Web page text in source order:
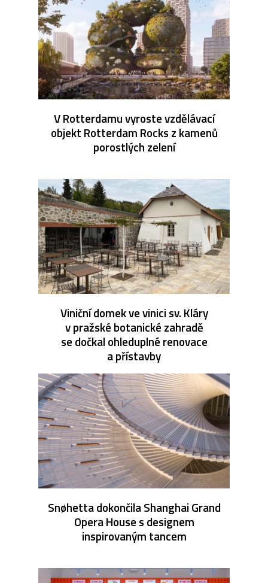
V Rotterdamu vyroste vzdělávací
objekt Rotterdam Rocks z kamenů
porostlých zelení
Viniční domek ve vinici sv. Kláry
v pražské botanické zahradě
se dočkal ohleduplné renovace
a přístavby
Snøhetta dokončila Shanghai Grand
Opera House s designem
inspirovaným tancem